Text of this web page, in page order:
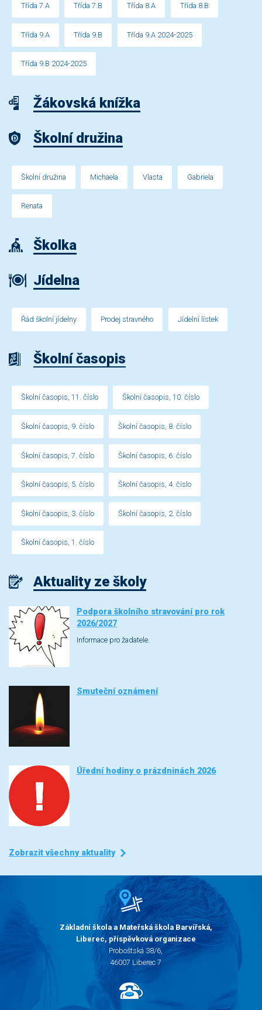
Třída 7.A Třída 7.B Třída 8.A Třída 8.B
Třída 9.A Třída 9.B Třída 9.A 2024-2025
Třída 9.B 2024-2025
Žákovská knížka
Školní družina
Školní družina Michaela Vlasta Gabriela
Renata
Školka
Jídelna
Řád školní jídelny Prodej stravného Jídelní lístek
Školní časopis
Školní časopis, 11. číslo Školní časopis, 10. číslo
Školní časopis, 9. číslo Školní časopis, 8. číslo
Školní časopis, 7. číslo Školní časopis, 6. číslo
Školní časopis, 5. číslo Školní časopis, 4. číslo
Školní časopis, 3. číslo Školní časopis, 2. číslo
Školní časopis, 1. číslo
Aktuality ze školy
Podpora školního stravování pro rok
2026/2027
Informace pro žadatele.
Smuteční oznámení
Úřední hodiny o prázdninách 2026
Zobrazit všechny aktuality
Základní škola a Mateřská škola Barvířská,
Liberec, příspěvková organizace
Proboštská 38/6,
46007 Liberec 7